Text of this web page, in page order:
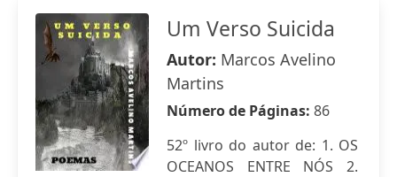
Um Verso Suicida
Autor: Marcos Avelino
Martins
Número de Páginas: 86
52º livro do autor de: 1. OS
OCEANOS ENTRE NÓS 2.